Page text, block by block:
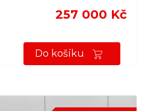
257 000 Kč
Do košíku